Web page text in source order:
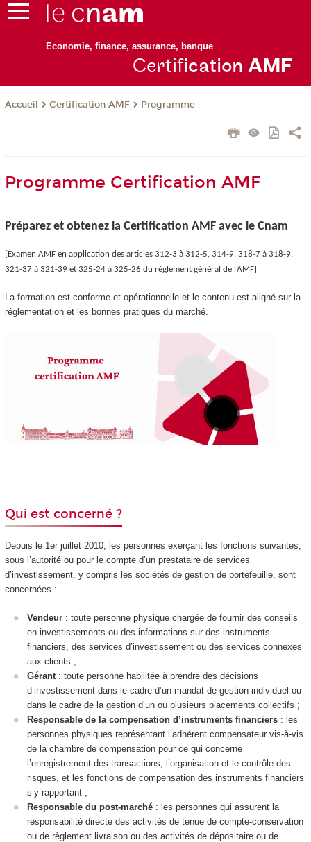
Economie, finance, assurance, banque
Certification AMF
Accueil Certification AMF Programme
Programme Certification AMF
Préparez et obtenez la Certification AMF avec le Cnam
[Examen AMF en application des articles 312-3 à 312-5, 314-9, 318-7 à 318-9,
321-37 à 321-39 et 325-24 à 325-26 du règlement général de l’AMF]
La formation est conforme et opérationnelle et le contenu est aligné sur la
réglementation et les bonnes pratiques du marché.
Qui est concerné ?
Depuis le 1er juillet 2010, les personnes exerçant les fonctions suivantes,
sous l’autorité ou pour le compte d’un prestataire de services
d’investissement, y compris les sociétés de gestion de portefeuille, sont
concernées :
Vendeur : toute personne physique chargée de fournir des conseils
en investissements ou des informations sur des instruments
financiers, des services d’investissement ou des services connexes
aux clients ;
Gérant : toute personne habilitée à prendre des décisions
d’investissement dans le cadre d’un mandat de gestion individuel ou
dans le cadre de la gestion d’un ou plusieurs placements collectifs ;
Responsable de la compensation d’instruments financiers : les
personnes physiques représentant l’adhérent compensateur vis-à-vis
de la chambre de compensation pour ce qui concerne
l’enregistrement des transactions, l’organisation et le contrôle des
risques, et les fonctions de compensation des instruments financiers
s’y rapportant ;
Responsable du post-marché : les personnes qui assurent la
responsabilité directe des activités de tenue de compte-conservation
ou de règlement livraison ou des activités de dépositaire ou de